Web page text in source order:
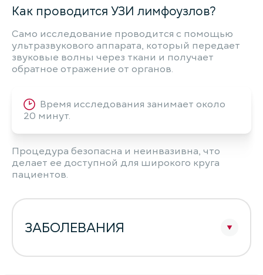
Как проводится УЗИ лимфоузлов?
Само исследование проводится с помощью
ультразвукового аппарата, который передает
звуковые волны через ткани и получает
обратное отражение от органов.
Время исследования занимает около
20 минут.
Процедура безопасна и неинвазивна, что
делает ее доступной для широкого круга
пациентов.
ЗАБОЛЕВАНИЯ